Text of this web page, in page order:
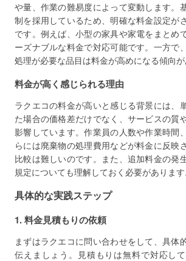
や量、作業の難易度によって変動します。
制を採用しているため、明確な料金設定が
です。例えば、小型の家具や家電をまとめ
ーズナブルな料金で対応可能です。一方で
処理が必要な品目は料金が高めになる傾向が
料金が高く感じられる理由
ラクエコの料金が高いと感じる背景には、
た場合の価格差だけでなく、サービスの質
影響しています。作業員の人数や作業時間
らには廃棄物の処理費用などが料金に反映
比較は難しいのです。また、追加料金の発
規定についても理解しておく必要があります
具体的な実践ステップ
1. 料金見積もりの依頼
まずはラクエコに問い合わせをして、具体
伝えましょう。見積もりは無料で対応し